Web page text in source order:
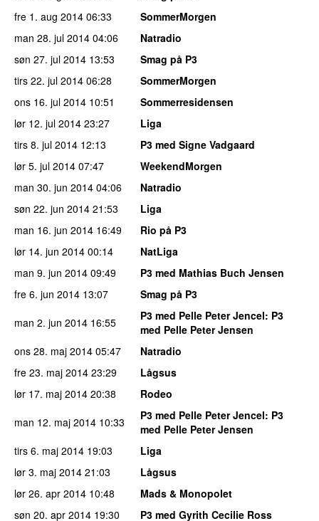
fre 1. aug 2014 06:33
SommerMorgen
man 28. jul 2014 04:06
Natradio
søn 27. jul 2014 13:53
Smag på P3
tirs 22. jul 2014 06:28
SommerMorgen
ons 16. jul 2014 10:51
Sommerresidensen
lør 12. jul 2014 23:27
Liga
tirs 8. jul 2014 12:13
P3 med Signe Vadgaard
lør 5. jul 2014 07:47
WeekendMorgen
man 30. jun 2014 04:06
Natradio
søn 22. jun 2014 21:53
Liga
man 16. jun 2014 16:49
Rio på P3
lør 14. jun 2014 00:14
NatLiga
man 9. jun 2014 09:49
P3 med Mathias Buch Jensen
fre 6. jun 2014 13:07
Smag på P3
man 2. jun 2014 16:55 P3 med Pelle Peter Jencel: P3
med Pelle Peter Jensen
ons 28. maj 2014 05:47
Natradio
fre 23. maj 2014 23:29
Lågsus
lør 17. maj 2014 20:38
Rodeo
man 12. maj 2014 10:33 P3 med Pelle Peter Jencel: P3
med Pelle Peter Jensen
tirs 6. maj 2014 19:03
Liga
lør 3. maj 2014 21:03
Lågsus
lør 26. apr 2014 10:48
Mads & Monopolet
søn 20. apr 2014 19:30
P3 med Gyrith Cecilie Ross